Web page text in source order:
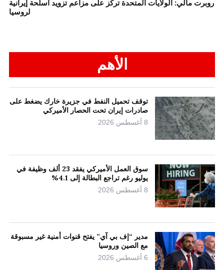
روبرت مالي: الولايات المتحدة تركز على مزاعم تزويد أسلحة إيرانية
لروسيا
الأهم
توقف تحميل النفط في جزيرة خارك يضغط على
صادرات إيران تحت الحصار الأميركي
8 أغسطس 2026
سوق العمل الأميركي يفقد 23 ألف وظيفة في
يوليو رغم تراجع البطالة إلى 4.1%
8 أغسطس 2026
مدير “إف بي آي” يفتح قنوات أمنية غير مسبوقة
مع الصين وروسيا
6 أغسطس 2026